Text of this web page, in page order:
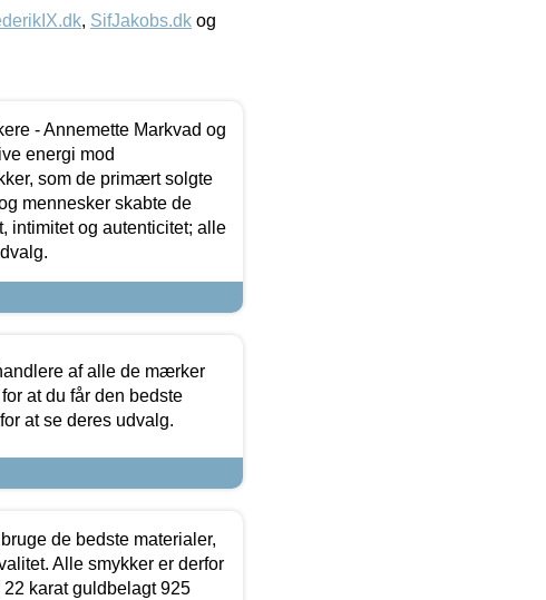
, SifJakobs.dk og
- Annemette Markvad og
energi mod
som de primært solgte
mennesker skabte de
intimitet og autenticitet; alle
af alle de mærker
at du får den bedste
at se deres udvalg.
de bedste materialer,
Alle smykker er derfor
karat guldbelagt 925